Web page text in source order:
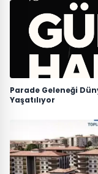
Parade Geleneği
Yaşatılıyor